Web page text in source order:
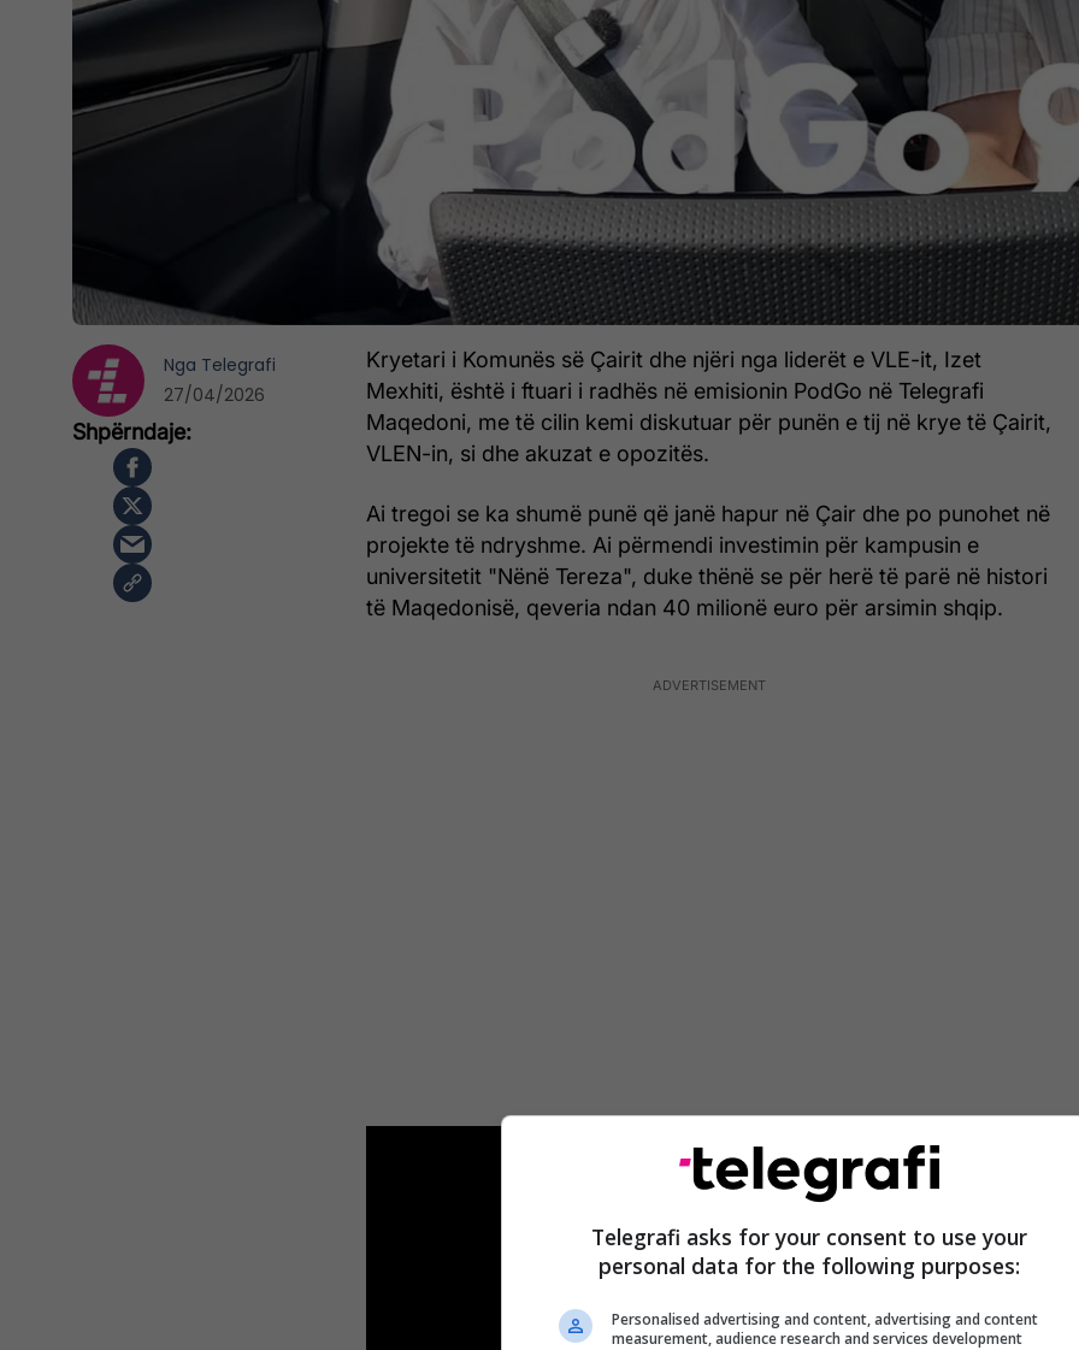
Kryetari i Komunës së Çairit dhe njëri nga liderët e VLE-it, Izet
Mexhiti, është i ftuari i radhës në emisionin PodGo në Telegrafi
Maqedoni, me të cilin kemi diskutuar për punën e tij në krye të Çairit,
VLEN-in, si dhe akuzat e opozitës.
Ai tregoi se ka shumë punë që janë hapur në Çair dhe po punohet në
projekte të ndryshme. Ai përmendi investimin për kampusin e
universitetit "Nënë Tereza", duke thënë se për herë të parë në histori
të Maqedonisë, qeveria ndan 40 milionë euro për arsimin shqip.
Nga Telegrafi
27/04/2026
Telegrafi asks for your consent to use your
personal data for the following purposes:
Personalised advertising and content, advertising and content
measurement, audience research and services development